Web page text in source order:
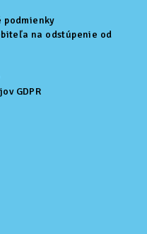
podmienky
na odstúpenie od
GDPR